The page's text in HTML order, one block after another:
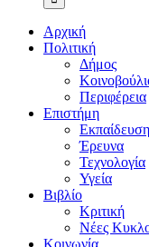
Αρχική
Πολιτική
Δήμος
Περιφέρεια
Επιστήμη
Εκπαίδευση
Έρευνα
Τεχνολογία
Υγεία
Βιβλίο
Κριτική
Νέες
Κοινωνία